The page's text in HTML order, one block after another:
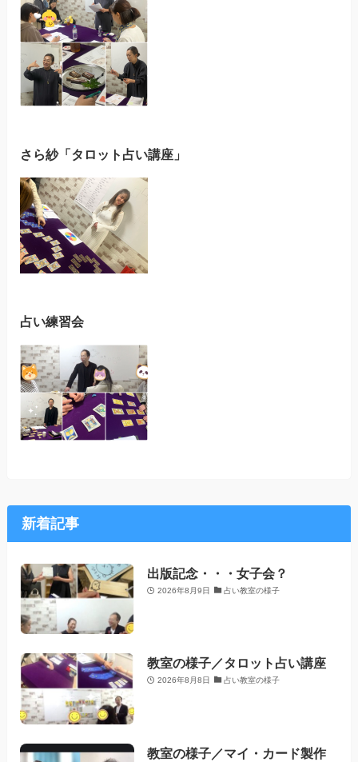
さら紗「タロット占い講座」
占い練習会
新着記事
出版記念・・・女子会？
2026年8月9日 占い教室の様子
教室の様子／タロット占い講座
2026年8月8日 占い教室の様子
教室の様子／マイ・カード製作